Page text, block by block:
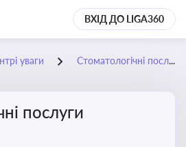
ВХІД ДО LIGA360
уваги Стоматологічні послуги
послуги